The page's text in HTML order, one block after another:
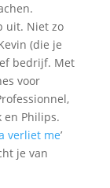
uit. Niet zo
(die je
bedrijf. Met
voor
en Philips.
verliet me’
je van